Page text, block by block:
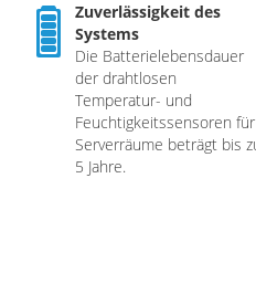
Zuverlässigkeit des
Systems
Die Batterielebensdauer
der drahtlosen
Temperatur- und
Feuchtigkeitssensoren für
Serverräume beträgt bis
5 Jahre.